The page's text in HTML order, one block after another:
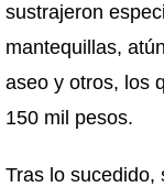
sustrajeron
mantequillas,
aseo y otros, los
150 mil pesos.
Tras lo sucedido,